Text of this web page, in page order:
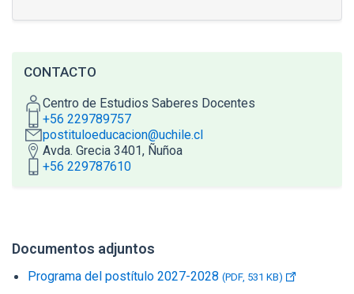
Documentos adjuntos
Programa del postítulo 2027-2028 (PDF, 531 KB)
CONTACTO
Centro de Estudios Saberes Docentes
+56 229789757
postituloeducacion@uchile.cl
Avda. Grecia 3401, Ñuñoa
+56 229787610